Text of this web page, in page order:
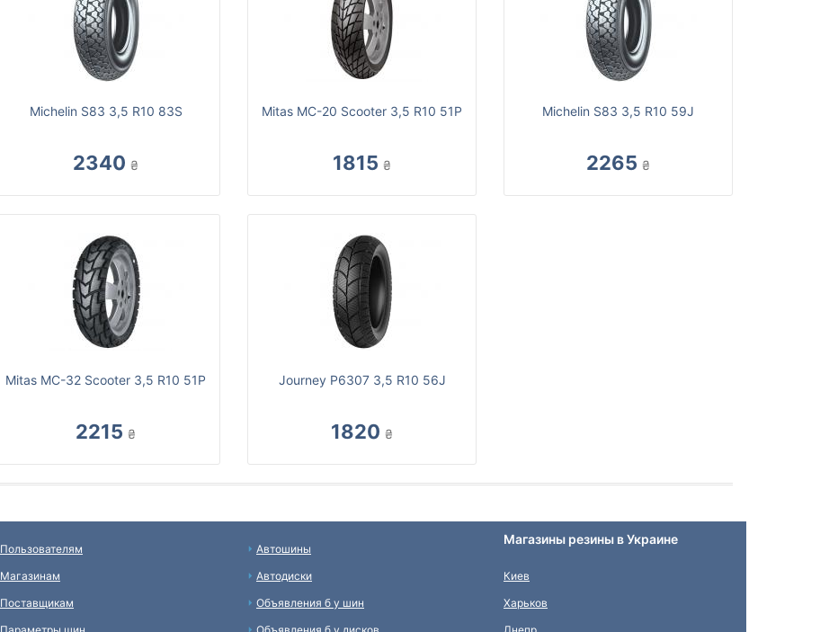
Michelin S83 3,5 R10 83S
2340 ₴
Mitas MC-20 Scooter 3,5 R10 51P
1815 ₴
Michelin S83 3,5 R10 59J
2265 ₴
Mitas MC-32 Scooter 3,5 R10 51P
2215 ₴
Journey P6307 3,5 R10 56J
1820 ₴
Пользователям
Магазинам
Поставщикам
Автошины
Автодиски
Объявления б у шин
Магазины резины в Украине
Киев
Харьков